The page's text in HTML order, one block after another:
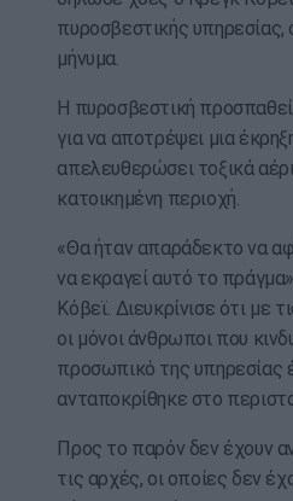
πυροσβεστικής
μήνυμα.
Η πυροσβεστική
για να αποτρέψει μια
απελευθερώσει τοξικά
κατοικημένη περιοχή.
«Θα ήταν απαράδεκτο να
να εκραγεί αυτό το
Κόβεϊ. Διευκρίνισε ότι με
οι μόνοι άνθρωποι που
προσωπικό της υπηρεσίας
ανταποκρίθηκε στο
Προς το παρόν δεν έχουν
τις αρχές, οι οποίες δεν